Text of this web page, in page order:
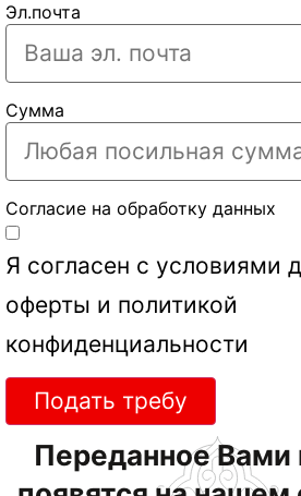
Эл.почта
Сумма
Согласие на обработку данных
Я согласен с условиями
оферты и политикой
конфиденциальности
Подать требу
Переданное Вами